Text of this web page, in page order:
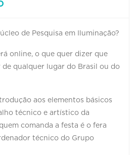
de Pesquisa em Iluminação?
online, o que quer dizer que
qualquer lugar do Brasil ou do
aos elementos básicos
técnico e artístico da
comanda a festa é o fera
técnico do Grupo